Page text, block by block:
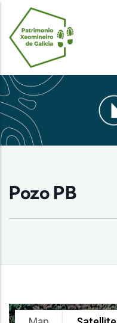
Pasar al contenido principal
Pozo PB